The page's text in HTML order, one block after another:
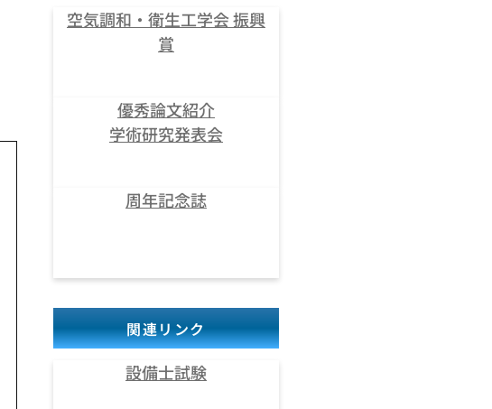
空気調和・衛生工学会 振興
賞
優秀論文紹介
学術研究発表会
周年記念誌
関連リンク
設備士試験